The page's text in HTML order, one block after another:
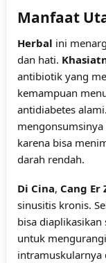
Manfaat
Herbal ini
dan hati.
antibiotik yang
kemampuan
antidiabetes
karena bisa
darah rendah.
Di Cina, Cang Er
sinusitis kronis.
bisa
untuk
intramuskularnya